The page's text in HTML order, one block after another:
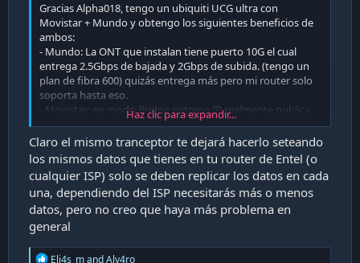
Gracias Alpha018, tengo un ubiquiti UCG ultra con
Movistar + Mundo y obtengo los siguientes beneficios de
ambos:
- Mundo: La ONT que instalan tiene puerto 10G el cual
entrega 2.5Gbps de bajada y 2Gbps de subida. (tengo un
plan de fibra 600) quizás entrega más pero mi router solo
soporta hasta eso.
- Movistar: en modo Bridge entrega IP realmente publica
alcanzable desde internet (aunque es dinámica) pero hay
varios métodos para resolverlo.
Ver adjunto 47516
Ver adjunto 47517
Ver adjunto 47518
(Test vía wifi 6)
El punto es: crees que se pueda implementar tu solución
con el UF-Instant para estos ISP?
Haz clic para expandir...
Claro el mismo tranceptor te dejará hacerlo seteando
los mismos datos que tienes en tu router de Entel (o
cualquier ISP) solo se deben replicar los datos en cada
una, dependiendo del ISP necesitarás más o menos
datos, pero no creo que haya más problema en
general
R
Eli4s_mandAlv4ro